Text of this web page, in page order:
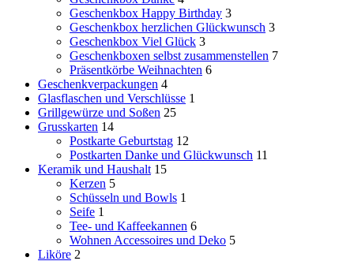
Geschenkbox Happy Birthday 3
Geschenkbox herzlichen Glückwunsch 3
Geschenkbox Viel Glück 3
Geschenkboxen selbst zusammenstellen 7
Präsentkörbe Weihnachten 6
Geschenkverpackungen 4
Glasflaschen und Verschlüsse 1
Grillgewürze und Soßen 25
Grusskarten 14
Postkarte Geburtstag 12
Postkarten Danke und Glückwunsch 11
Keramik und Haushalt 15
Kerzen 5
Schüsseln und Bowls 1
Seife 1
Tee- und Kaffeekannen 6
Wohnen Accessoires und Deko 5
Liköre 2